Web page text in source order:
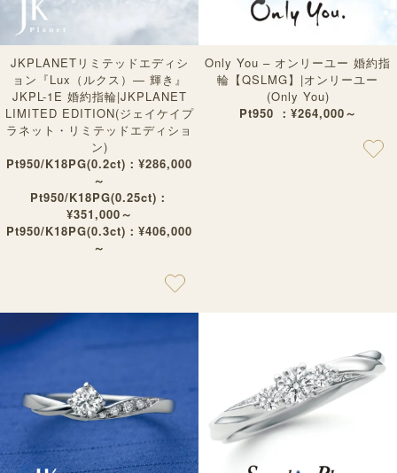
JKPLANETリミテッドエディシ
ョン『Lux（ルクス）— 輝き』
JKPL-1E 婚約指輪|JKPLANET
LIMITED EDITION(ジェイケイプ
ラネット・リミテッドエディショ
ン)
Pt950/K18PG(0.2ct)：¥286,000
～
Pt950/K18PG(0.25ct)：
¥351,000～
Pt950/K18PG(0.3ct)：¥406,000
～
Only You – オンリーユー 婚約指
輪【QSLMG】|オンリーユー
(Only You)
Pt950 ：¥264,000～